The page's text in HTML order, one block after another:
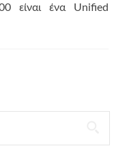
είναι ένα Unified